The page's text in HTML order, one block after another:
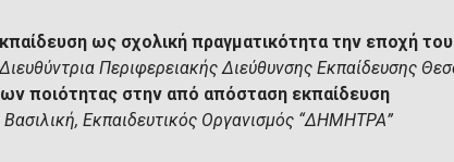
ως σχολική πραγματικότητα την εποχή
Διευθύντρια Περιφερειακής Διεύθυνσης Εκπαίδευσης
ποιότητας στην από απόσταση εκπαίδευση
Εκπαιδευτικός Οργανισμός “ΔΗΜΗΤΡΑ”